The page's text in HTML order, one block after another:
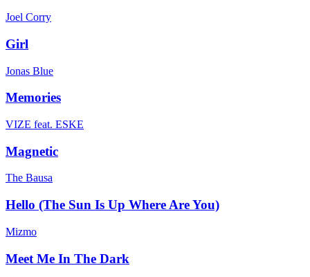
Joel Corry
Girl
Jonas Blue
Memories
VIZE feat. ESKE
Magnetic
The Bausa
Hello (The Sun Is Up Where Are You)
Mizmo
Meet Me In The Dark